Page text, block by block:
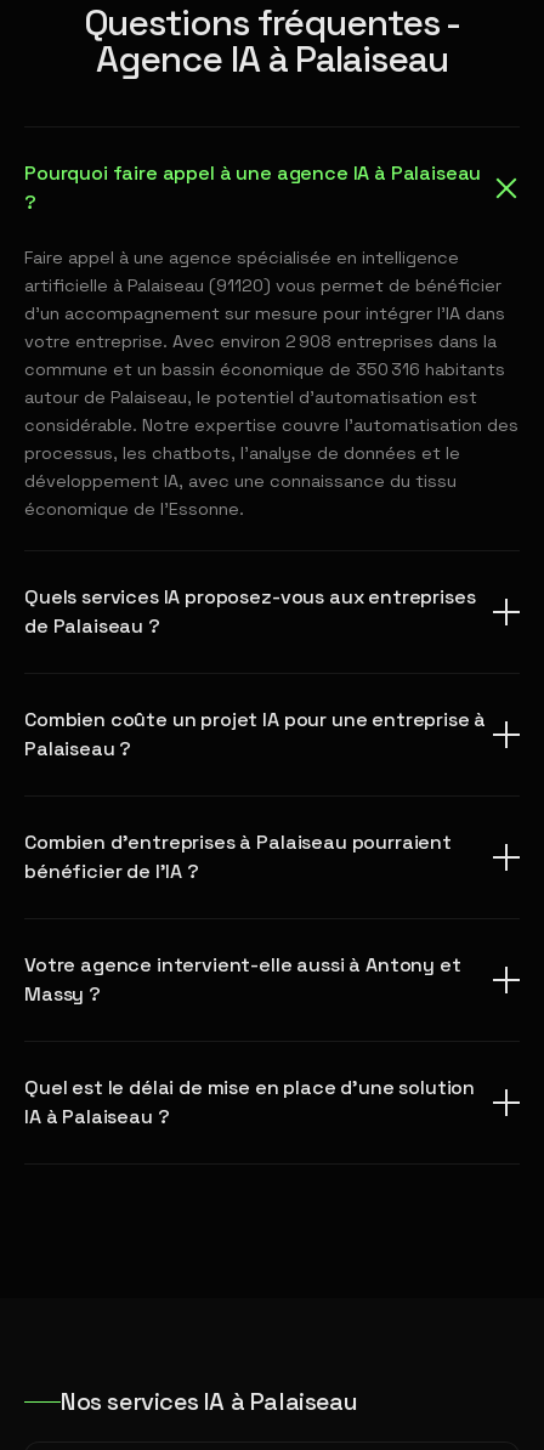
Questions fréquentes -
Agence IA à Palaiseau
Pourquoi faire appel à une agence IA à Palaiseau
?
Faire appel à une agence spécialisée en intelligence
artificielle à Palaiseau (91120) vous permet de bénéficier
d'un accompagnement sur mesure pour intégrer l'IA dans
votre entreprise. Avec environ 2 908 entreprises dans la
commune et un bassin économique de 350 316 habitants
autour de Palaiseau, le potentiel d'automatisation est
considérable. Notre expertise couvre l'automatisation des
processus, les chatbots, l'analyse de données et le
développement IA, avec une connaissance du tissu
économique de l'Essonne.
Quels services IA proposez-vous aux entreprises
de Palaiseau ?
Combien coûte un projet IA pour une entreprise à
Palaiseau ?
Combien d'entreprises à Palaiseau pourraient
bénéficier de l'IA ?
Votre agence intervient-elle aussi à Antony et
Massy ?
Quel est le délai de mise en place d'une solution
IA à Palaiseau ?
Nos services IA à Palaiseau